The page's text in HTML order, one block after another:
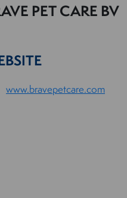
PET CARE BV
www.bravepetcare.com